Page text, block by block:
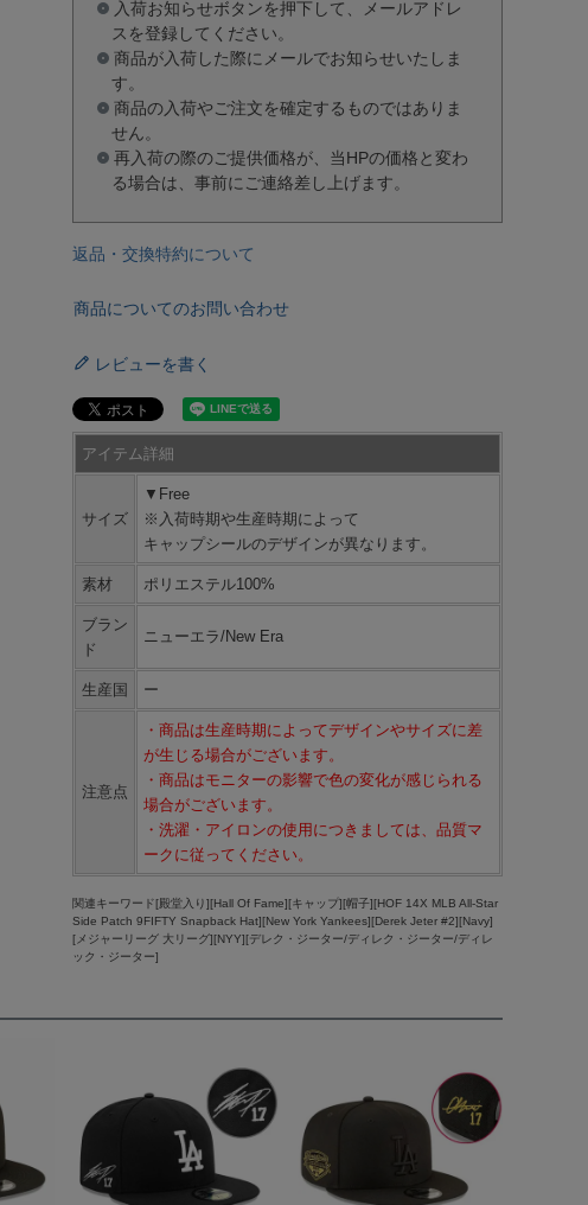
入荷お知らせボタンを押下して、メールアドレ
スを登録してください。
商品が入荷した際にメールでお知らせいたしま
す。
商品の入荷やご注文を確定するものではありま
せん。
再入荷の際のご提供価格が、当HPの価格と変わ
る場合は、事前にご連絡差し上げます。
返品・交換特約について
商品についてのお問い合わせ
レビューを書く
アイテム詳細
サイズ
▼Free
※入荷時期や生産時期によって
キャップシールのデザインが異なります。
素材 ポリエステル100%
ブラン
ド
ニューエラ/New Era
生産国 ー
注意点
・商品は生産時期によってデザインやサイズに差
が生じる場合がございます。
・商品はモニターの影響で色の変化が感じられる
場合がございます。
・洗濯・アイロンの使用につきましては、品質マ
ークに従ってください。
関連キーワード[殿堂入り][Hall Of Fame][キャップ][帽子][HOF 14X MLB All-Star
Side Patch 9FIFTY Snapback Hat][New York Yankees][Derek Jeter #2][Navy]
[メジャーリーグ 大リーグ][NYY][デレク・ジーター/ディレク・ジーター/ディレ
ック・ジーター]